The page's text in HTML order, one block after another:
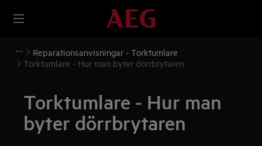
Reparationsanvisningar - Torktumlare
Torktumlare - Hur man byter dörrbrytaren
Torktumlare - Hur man
byter dörrbrytaren